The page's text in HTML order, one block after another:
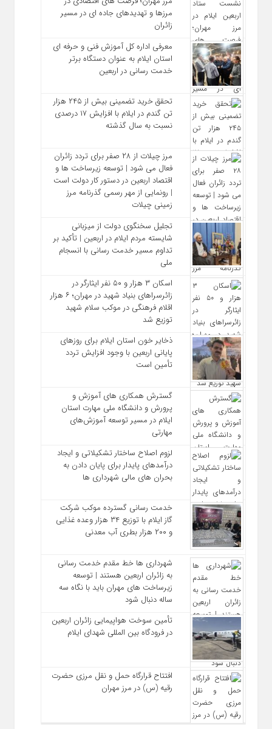
مرزها و تهدیدهای جاده‌ ای در مسیر
زائران
معرفی اداره کل آموزش فنی و حرفه‌ ای
استان ایلام به‌ عنوان دستگاه برتر
خدمت‌ رسانی در اربعین
تحقق خرید تضمینی بیش از ۲۴۵ هزار
تن گندم در ایلام با افزایش ۱۷ درصدی
نسبت به سال گذشته
مرز چیلات از ۲۸ صفر برای تردد زائران
فعال می‌ شود | توسعه زیرساخت‌ ها و
اقتصاد اربعین در دستور کار دولت است
| رونمایی از مهر رسمی گذرنامه مرز
زمینی چیلات
تجلیل سخنگوی دولت از میزبانی
شایسته مردم ایلام در اربعین | تأکید بر
تداوم مسیر خدمت‌ رسانی با انسجام
ملی
اسکان ۳ هزار و ۵۰ نفر ایثارگر در
زائرسراهای بنیاد شهید در مهران؛ ۶ هزار
اقلام فرهنگی در موکب سلام شهید
توزیع شد
ذخایر خون استان ایلام برای روزهای
پایانی اربعین با وجود افزایش تردد
تأمین است
گسترش همکاری‌ های آموزش و
پرورش و دانشگاه ملی مهارت استان
ایلام در مسیر توسعه آموزش‌های
مهارتی
لزوم اصلاح ساختار تشکیلاتی و ایجاد
درآمدهای پایدار برای پایان دادن به
بحران‌ های مالی شهرداری‌ ها
خدمت رسانی گسترده موکب شرکت
گاز ایلام با توزیع ۳۴ هزار وعده غذایی
و ۲۰۰ هزار بطری آب معدنی
شهرداری‌ ها خط مقدم خدمت ‌رسانی
به زائران اربعین هستند | توسعه
زیرساخت ‌های مهران باید با نگاه سه‌
ساله دنبال شود
تأمین سوخت هواپیمایی زائران اربعین
در فرودگاه بین المللی شهدای ایلام
افتتاح قرارگاه حمل‌ و نقل مرزی حضرت
رقیه (س) در مرز مهران